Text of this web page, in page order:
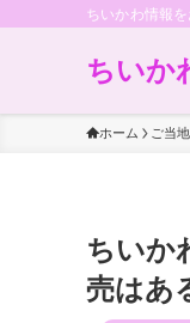
ちいかわ情報
ちいか
ホーム ご当
ちいか
売はあ